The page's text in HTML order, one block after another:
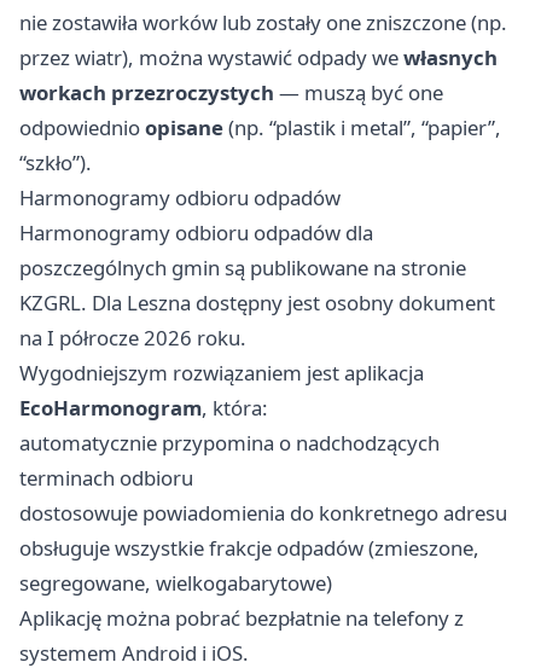
nie zostawiła worków lub zostały one zniszczone (np.
przez wiatr), można wystawić odpady wewłasnych
workach przezroczystych — muszą być one
odpowiednioopisane(np. “plastik i metal”, “papier”,
“szkło”).
Harmonogramy odbioru odpadów
Harmonogramy odbioru odpadów dla
poszczególnych gmin są publikowane na stronie
KZGRL. Dla Leszna dostępny jest osobny dokument
na I półrocze 2026 roku.
Wygodniejszym rozwiązaniem jest aplikacja
EcoHarmonogram, która:
automatycznie przypomina o nadchodzących
terminach odbioru
dostosowuje powiadomienia do konkretnego adresu
obsługuje wszystkie frakcje odpadów (zmieszone,
segregowane, wielkogabarytowe)
Aplikację można pobrać bezpłatnie na telefony z
systemem Android i iOS.